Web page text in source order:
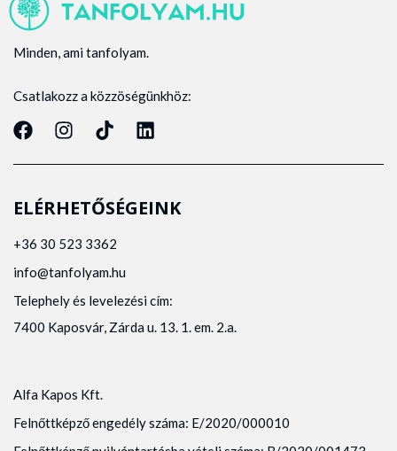
Minden, ami tanfolyam.
Csatlakozz a közzöségünkhöz:
ELÉRHETŐSÉGEINK
+36 30 523 3362
info@tanfolyam.hu
Telephely és levelezési cím:
7400 Kaposvár, Zárda u. 13. 1. em. 2.a.
Alfa Kapos Kft.
Felnőttképző engedély száma: E/2020/000010